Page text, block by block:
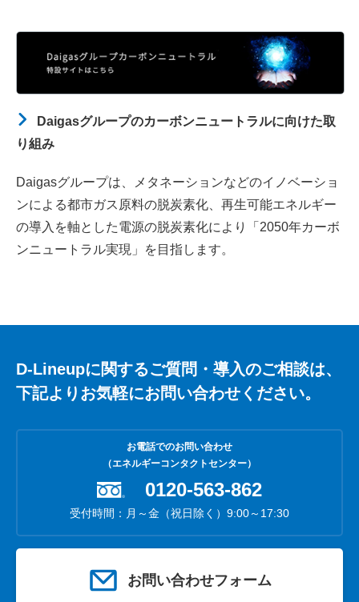
Daigasグループのカーボンニュートラルに向けた取
り組み
Daigasグループは、メタネーションなどのイノベーショ
ンによる都市ガス原料の脱炭素化、再生可能エネルギー
の導入を軸とした電源の脱炭素化により「2050年カーボ
ンニュートラル実現」を目指します。
D-Lineupに関するご質問・導入のご相談は、
下記よりお気軽にお問い合わせください。
お電話でのお問い合わせ
（エネルギーコンタクトセンター）
0120-563-862
受付時間：月～金（祝日除く）9:00～17:30
お問い合わせフォーム